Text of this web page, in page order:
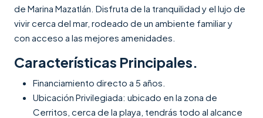
de Marina Mazatlán. Disfruta de la tranquilidad y el lujo de
vivir cerca del mar, rodeado de un ambiente familiar y
con acceso a las mejores amenidades.
Características Principales.
Financiamiento directo a 5 años.
Ubicación Privilegiada: ubicado en la zona de
Cerritos, cerca de la playa, tendrás todo al alcance